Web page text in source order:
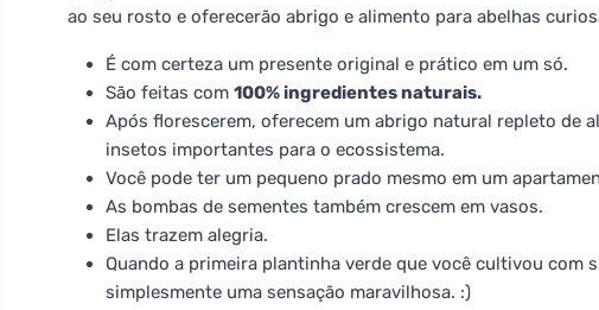
ao seu rosto e oferecerão abrigo e alimento para abelhas
É com certeza um presente original e prático em um só.
São feitas com 100% ingredientes naturais.
Após florescerem, oferecem um abrigo natural repleto de
insetos importantes para o ecossistema.
Você pode ter um pequeno prado mesmo em um
As bombas de sementes também crescem em vasos.
Elas trazem alegria.
Quando a primeira plantinha verde que você cultivou com
simplesmente uma sensação maravilhosa. :)